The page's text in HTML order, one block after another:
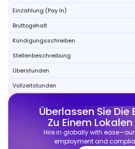
Einzahlung (Pay In)
Bruttogehalt
Kündigungsschreiben
Stellenbeschreibung
Überstunden
Vollzeitstunden
Überlassen Sie Die
Zu Einem
Hire in globally with
employment and